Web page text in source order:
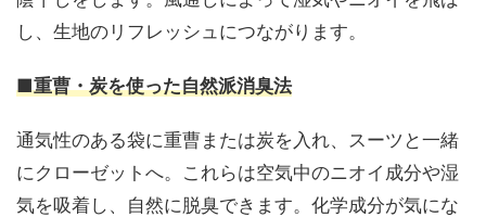
し、生地のリフレッシュにつながります。
■重曹・炭を使った自然派消臭法
通気性のある袋に重曹または炭を入れ、スーツと一緒
にクローゼットへ。これらは空気中のニオイ成分や湿
気を吸着し、自然に脱臭できます。化学成分が気にな